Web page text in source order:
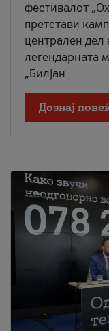
фестивалот
претстави
централен дел
легендарната
„Билјан
Дознај